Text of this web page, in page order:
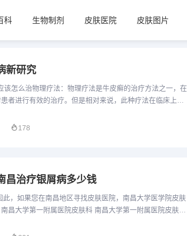
科 生物制剂 皮肤医院 皮肤图片
新研究
该怎么治物理疗法：物理疗法是牛皮癣的治疗方法之一，在
者进行有效的治疗。但是相对来说，此种疗法在临床上应
178
昌治疗银屑病多少钱
，如果您在南昌地区寻找皮肤医院，南昌大学医学院皮肤
昌大学第一附属医院皮肤科 南昌大学第一附属医院皮肤科